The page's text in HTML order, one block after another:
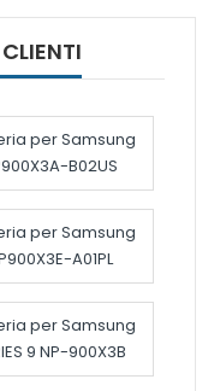
per Samsung
B02US
per Samsung
A01PL
per Samsung
9 NP-900X3B